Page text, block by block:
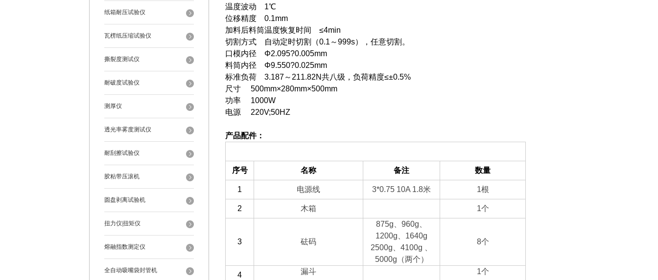
纸箱耐压试验仪
瓦楞纸压缩试验仪
撕裂度测试仪
耐破度试验仪
测厚仪
透光率雾度测试仪
耐刮擦试验仪
胶粘带压滚机
圆盘剥离试验机
扭力仪|扭矩仪
熔融指数测定仪
全自动吸嘴袋封管机
温度波动 1℃
位移精度 0.1mm
加料后料筒温度恢复时间 ≤4min
切割方式 自动定时切割（0.1～999s），任意切割。
口模内径 Φ2.095?0.005mm
料筒内径 Φ9.550?0.025mm
标准负荷 3.187～211.82N共八级，负荷精度≤±0.5%
尺寸 500mm×280mm×500mm
功率 1000W
电源 220V;50HZ
产品配件：
序号 名称 备注 数量
1 电源线 3*0.75 10A 1.8米 1根
2 木箱 1个
3 砝码
875g 960g
1200g
1640g
2500g
4100g
5000g （两个）
8个
4 漏斗 1个